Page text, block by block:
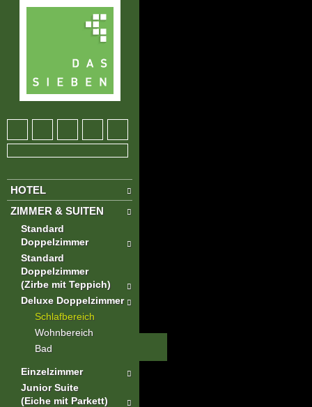
HOTEL
ZIMMER & SUITEN
Standard
Doppelzimmer
Standard
Doppelzimmer
(Zirbe mit Teppich)
Deluxe Doppelzimmer
Schlafbereich
Wohnbereich
Bad
Einzelzimmer
Junior Suite
(Eiche mit Parkett)